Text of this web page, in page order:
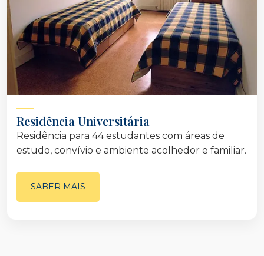
Residência Universitária
Residência para 44 estudantes com áreas de
estudo, convívio e ambiente acolhedor e familiar.
SABER MAIS